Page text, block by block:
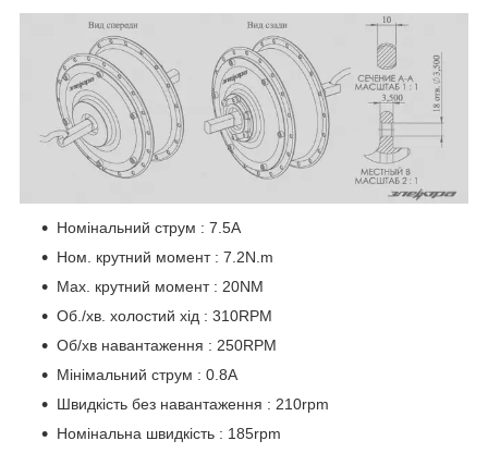
Номінальний струм : 7.5A
Ном. крутний момент : 7.2N.m
Мах. крутний момент : 20NM
Об./хв. холостий хід : 310RPM
Об/хв навантаження : 250RPM
Мінімальний струм : 0.8A
Швидкість без навантаження : 210rpm
Номінальна швидкість : 185rpm